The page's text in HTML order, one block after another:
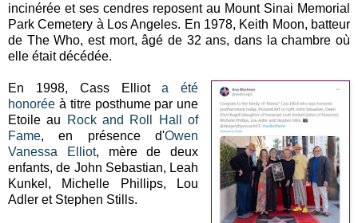
incinérée et ses cendres reposent au Mount Sinai Memorial
Park Cemetery à Los Angeles. En 1978, Keith Moon, batteur
de The Who, est mort, âgé de 32 ans, dans la chambre où
elle était décédée.
En 1998, Cass Elliota été
honorée à titre posthume par une
Etoile au
Rock and Roll Hall of
Fame, en présence d'Owen
Vanessa Elliot, mère de deux
enfants, de John Sebastian, Leah
Kunkel, Michelle Phillips, Lou
Adler et Stephen Stills.